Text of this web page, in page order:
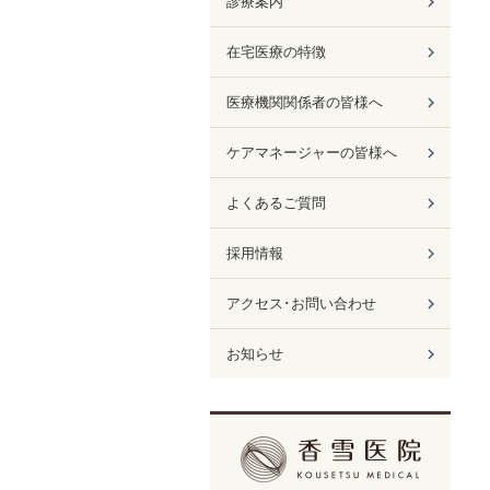
在宅医療の特徴
医療機関関係者の皆様へ
ケアマネージャーの皆様へ
よくあるご質問
採用情報
アクセス･お問い合わせ
お知らせ